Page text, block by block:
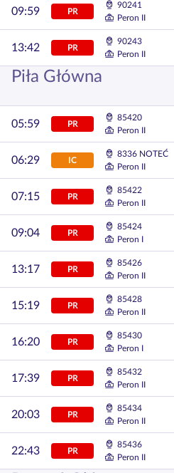
09:59 PR
90241
Peron II
13:42 PR
90243
Peron II
Piła Główna
05:59 PR
85420
Peron II
06:29 IC
8336 NOTEĆ
Peron II
07:15 PR
85422
Peron II
09:04 PR
85424
Peron I
13:17 PR
85426
Peron II
15:19 PR
85428
Peron II
16:20 PR
85430
Peron I
17:39 PR
85432
Peron II
20:03 PR
85434
Peron II
22:43 PR
85436
Peron II